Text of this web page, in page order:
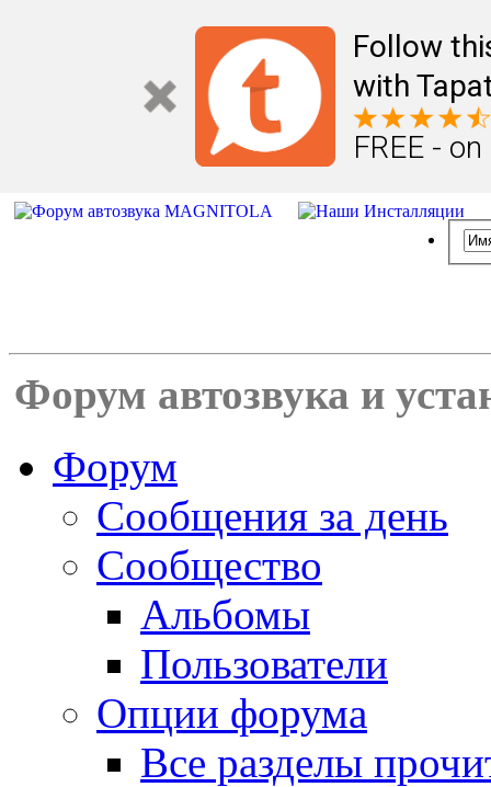
Follow
with
FREE -
Форум автозвука и
Форум
Сообщения за день
Сообщество
Альбомы
Пользователи
Опции форума
Все разделы